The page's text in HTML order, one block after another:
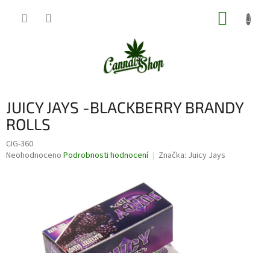
JUICY JAYS -BLACKBERRY BRANDY
ROLLS
CIG-360
Průměrné
hvězdiček.
Neohodnoceno Podrobnosti hodnocení Značka: Juicy Jays